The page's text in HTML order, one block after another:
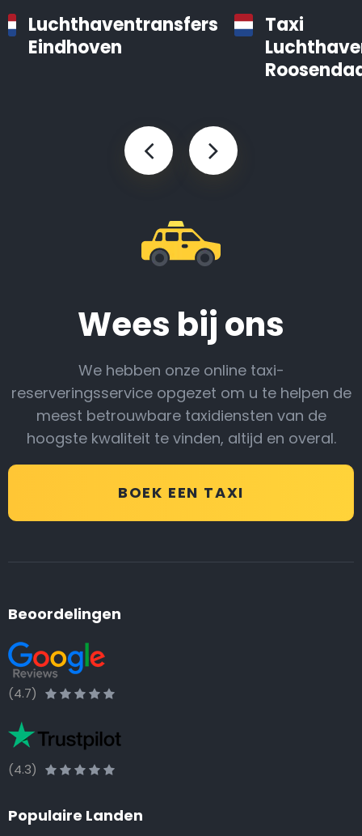
Luchthaventransfers
Eindhoven
Taxi
Wees bij ons
We hebben onze online taxi-
reserveringsservice opgezet om u te helpen de
meest betrouwbare taxidiensten van de
hoogste kwaliteit te vinden, altijd en overal.
BOEK EEN TAXI
Beoordelingen
(4.7)
(4.3)
Populaire Landen